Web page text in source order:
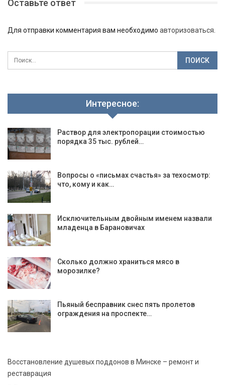
Оставьте ответ
Для отправки комментария вам необходимо авторизоваться
Интересное:
Раствор для электропорации стоимостью
порядка 35 тыс. рублей…
Вопросы о «письмах счастья» за техосмотр:
что, кому и как…
Исключительным двойным именем назвали
младенца в Барановичах
Сколько должно храниться мясо в
морозилке?
Пьяный бесправник снес пять пролетов
ограждения на проспекте…
Восстановление душевых поддонов в Минске – ремонт и
реставрация